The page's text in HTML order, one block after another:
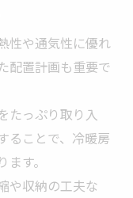
性や通気性に優れ
配置計画も重要で
たっぷり取り入
ることで、冷暖房
す。
や収納の工夫な